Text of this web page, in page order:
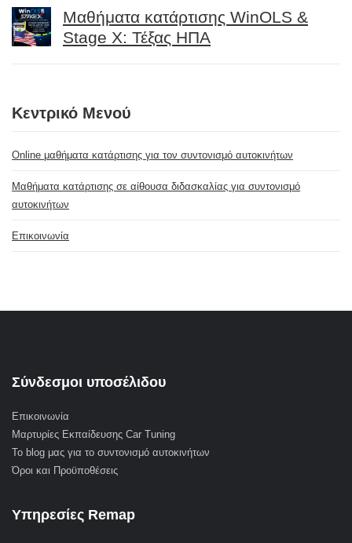
Μαθήματα κατάρτισης WinOLS &
Stage X: Τέξας ΗΠΑ
Κεντρικό Μενού
Online μαθήματα κατάρτισης για τον συντονισμό αυτοκινήτων
Μαθήματα κατάρτισης σε αίθουσα διδασκαλίας για συντονισμό
αυτοκινήτων
Επικοινωνία
Σύνδεσμοι υποσέλιδου
Επικοινωνία
Μαρτυρίες Εκπαίδευσης Car Tuning
Το blog μας για το συντονισμό αυτοκινήτων
Όροι και Προϋποθέσεις
Υπηρεσίες Remap